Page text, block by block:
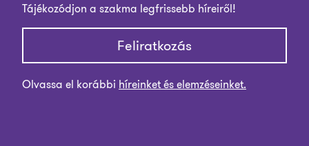
Tájékozódjon a szakma legfrissebb híreiről!
Feliratkozás
Olvassa el korábbi híreinket és elemzéseinket.